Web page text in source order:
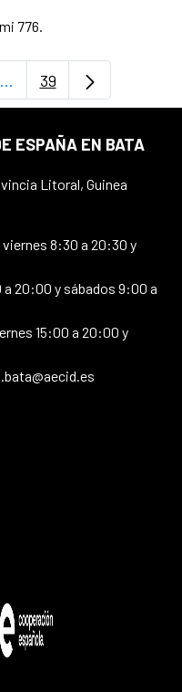
776.
...Pages intermédiaires
Page
39
ESPAÑA EN BATA
Litoral, Guinea
viernes 8:30 a 20:30 y
20:00 y sábados 9:00 a
15:00 a 20:00 y